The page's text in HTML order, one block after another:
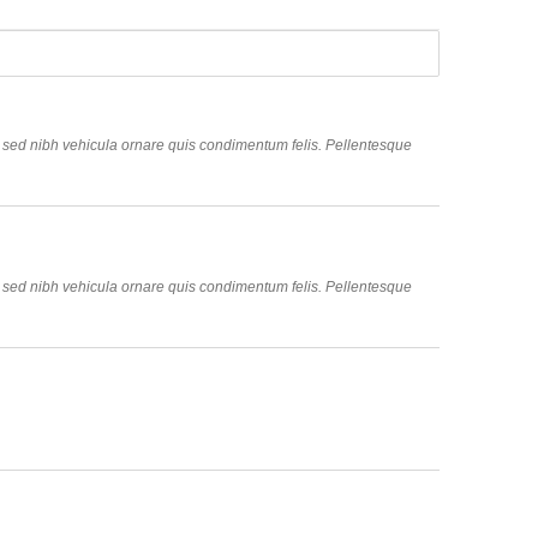
nibh vehicula ornare quis condimentum felis. Pellentesque
nibh vehicula ornare quis condimentum felis. Pellentesque